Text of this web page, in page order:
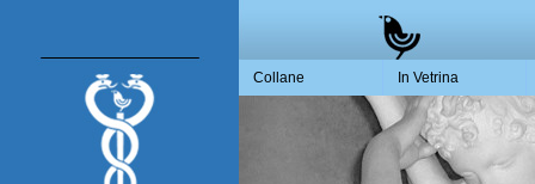
Collane In Vetrina